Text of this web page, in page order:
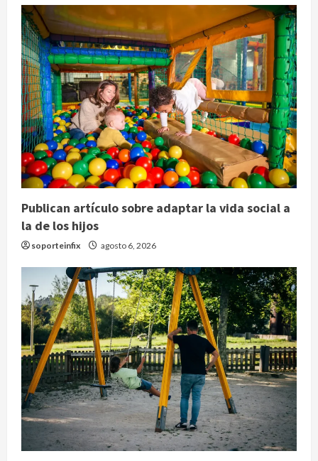
Publican artículo sobre adaptar la vida social a
la de los hijos
soporteinfix agosto 6, 2026